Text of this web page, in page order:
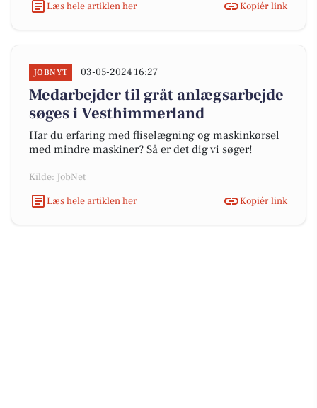
Læs hele artiklen her
Kopiér link
JOBNYT 03-05-2024 16:27
Medarbejder til gråt anlægsarbejde
søges i Vesthimmerland
Har du erfaring med fliselægning og maskinkørsel
med mindre maskiner? Så er det dig vi søger!
Kilde: JobNet
Læs hele artiklen her
Kopiér link